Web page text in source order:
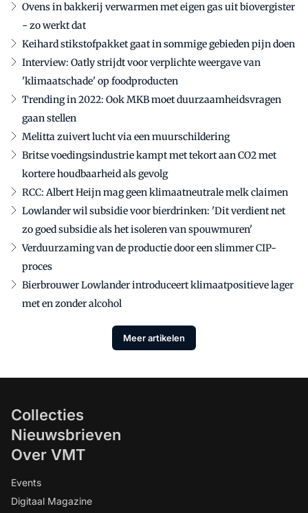
Ovens in bakkerij verwarmen met eigen gas uit biovergister
- zo werkt dat
Keihard stikstofpakket gaat in sommige gebieden pijn doen
Interview: Oatly strijdt voor verplichte weergave van
'klimaatschade' op foodproducten
Trending in 2022: Ook MKB moet duurzaamheidsvragen
gaan stellen
Melitta zuivert lucht via een muurschildering
Britse voedingsindustrie kampt met tekort aan CO2 met
kortere houdbaarheid als gevolg
RCC: Albert Heijn mag geen klimaatneutrale melk claimen
Lowlander wil subsidie voor bierdrinken: 'Dit verdient net
zo goed subsidie als het isoleren van spouwmuren'
Verduurzaming van de productie door een slimmer CIP-
proces
Bierbrouwer Lowlander introduceert klimaatpositieve lager
met en zonder alcohol
Meer artikelen
Collecties
Nieuwsbrieven
Over VMT
Events
Digitaal Magazine